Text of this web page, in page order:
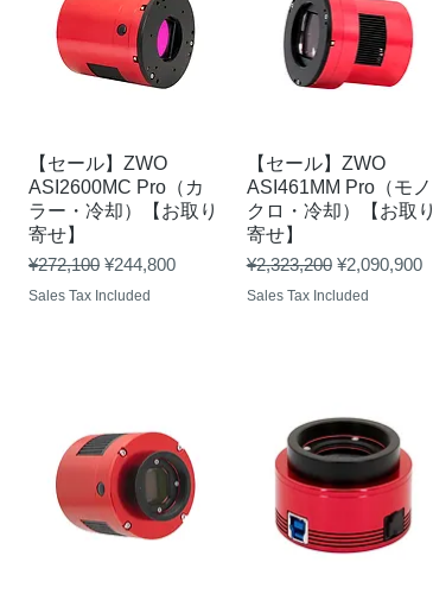
Quick View
【セール】ZWO
ASI2600MC Pro（カ
ラー・冷却）【お取り
寄せ】
Regular Price
¥272,100 Sale Price
¥244,800
Sales Tax Included
Quick View
【セール】ZWO
ASI461MM Pro（モノ
クロ・冷却）【お取り
寄せ】
Regular Price
¥2,323,200 Sale Price
¥2,090,900
Sales Tax Included